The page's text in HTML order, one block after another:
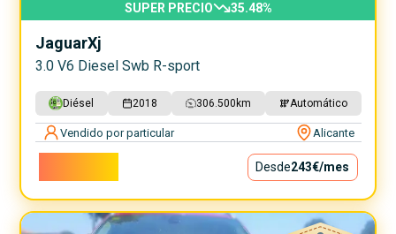
SUPER PRECIO 35.48%
JaguarXj
3.0 V6 Diesel Swb R-sport
Diésel 2018 306.500 km Automático
Vendido por particular Alicante
Desde243€/mes